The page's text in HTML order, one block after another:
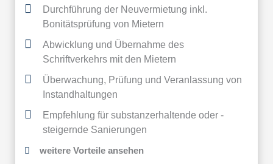
Durchführung der Neuvermietung inkl.
Bonitätsprüfung von Mietern
Abwicklung und Übernahme des
Schriftverkehrs mit den Mietern
Überwachung, Prüfung und Veranlassung von
Instandhaltungen
Empfehlung für substanzerhaltende oder -
steigernde Sanierungen
weitere Vorteile ansehen